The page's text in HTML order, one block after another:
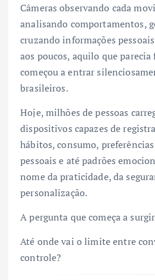
Câmeras observando cada
analisando comportamentos,
cruzando informações
aos poucos, aquilo que
começou a entrar
brasileiros.
Hoje, milhões de pessoas
dispositivos capazes de
hábitos, consumo,
pessoais e até padrões
nome da praticidade, da
personalização.
A pergunta que começa a
Até onde vai o limite entre
controle?